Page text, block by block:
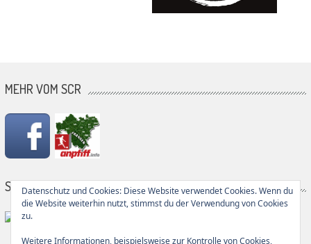
MEHR VOM SCR
SG PARTNER
Datenschutz und Cookies: Diese Website verwendet Cookies. Wenn du
die Website weiterhin nutzt, stimmst du der Verwendung von Cookies
zu.
Weitere Informationen, beispielsweise zur Kontrolle von Cookies,